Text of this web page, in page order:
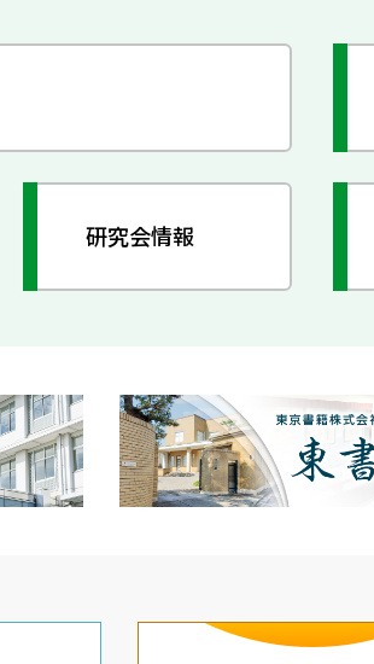
研究会情報